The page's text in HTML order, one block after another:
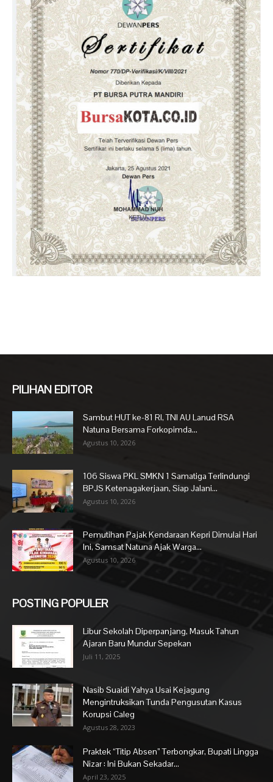
PILIHAN EDITOR
Sambut HUT ke-81 RI, TNI AU Lanud RSA
Natuna Bersama Forkopimda...
Agustus 10, 2026
106 Siswa PKL SMKN 1 Samatiga Terlindungi
BPJS Ketenagakerjaan, Siap Jalani...
Agustus 10, 2026
Pemutihan Pajak Kendaraan Kepri Dimulai Hari
Ini, Samsat Natuna Ajak Warga...
Agustus 10, 2026
POSTING POPULER
Libur Sekolah Diperpanjang, Masuk Tahun
Ajaran Baru Mundur Sepekan
Juli 11, 2025
Nasib Suaidi Yahya Usai Kejagung
Mengintruksikan Tunda Pengusutan Kasus
Korupsi Caleg
Agustus 28, 2023
Praktek “Titip Absen” Terbongkar, Bupati Lingga
Nizar : Ini Bukan Sekadar...
April 23, 2025